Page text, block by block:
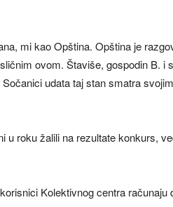
mi kao Opština. Opština je
ovom. Štaviše, gospodin B. i
udata taj stan smatra
u roku žalili na rezultate konkurs,
Kolektivnog centra računaju